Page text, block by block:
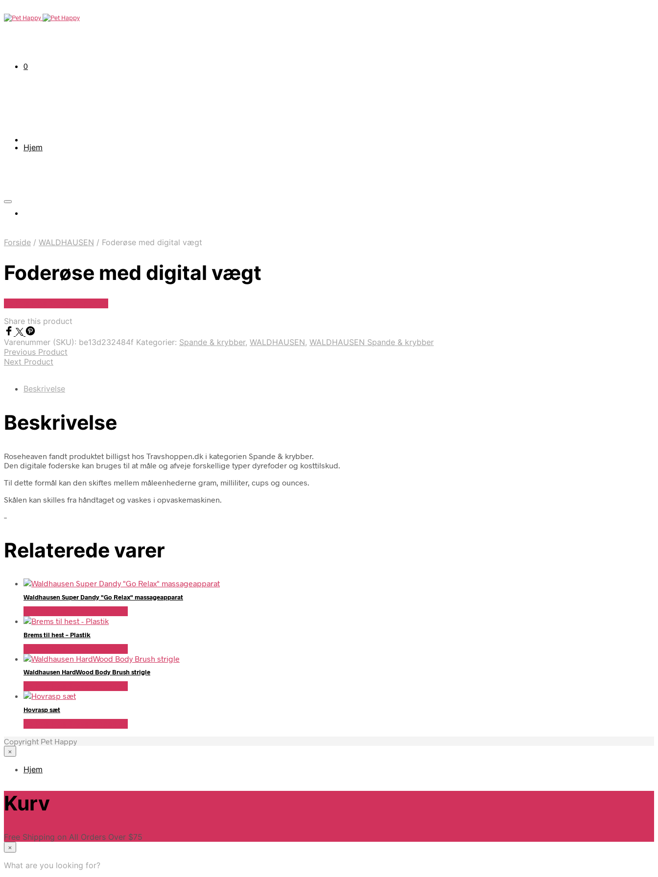
0
Hjem
Forside / WALDHAUSEN / Foderøse med digital vægt
Foderøse med digital vægt
Share this product
Varenummer (SKU): be13d232484f Kategorier: Spande & krybber, WALDHAUSEN, WALDHAUSEN Spande & krybber
Previous Product
Next Product
Beskrivelse
Beskrivelse
Roseheaven fandt produktet billigst hos Travshoppen.dk i kategorien Spande & krybber.
Den digitale foderske kan bruges til at måle og afveje forskellige typer dyrefoder og kosttilskud.
Til dette formål kan den skiftes mellem måleenhederne gram, milliliter, cups og ounces.
Skålen kan skilles fra håndtaget og vaskes i opvaskemaskinen.
–
Relaterede varer
Waldhausen Super Dandy "Go Relax" massageapparat
Brems til hest – Plastik
Waldhausen HardWood Body Brush strigle
Hovrasp sæt
Copyright Pet Happy
×
Hjem
Kurv
Free Shipping on All Orders Over $75
×
What are you looking for?